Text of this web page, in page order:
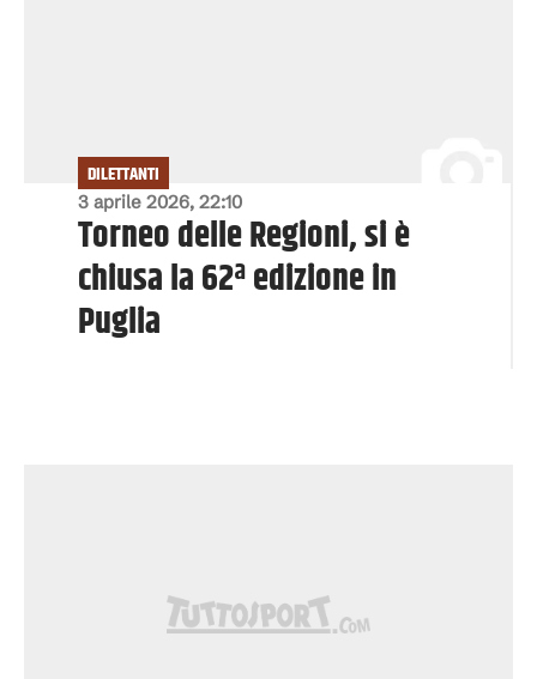
3 aprile 2026, 22:10
DILETTANTI
Torneo delle Regioni, si è
chiusa la 62ª edizione in
Puglia